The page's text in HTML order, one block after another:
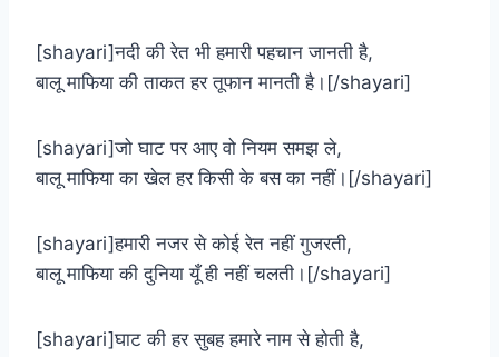
[shayari]नदी की रेत भी हमारी पहचान जानती है,
बालू माफिया की ताकत हर तूफान मानती है।[/shayari]
[shayari]जो घाट पर आए वो नियम समझ ले,
बालू माफिया का खेल हर किसी के बस का नहीं।[/shayari]
[shayari]हमारी नजर से कोई रेत नहीं गुजरती,
बालू माफिया की दुनिया यूँ ही नहीं चलती।[/shayari]
[shayari]घाट की हर सुबह हमारे नाम से होती है,